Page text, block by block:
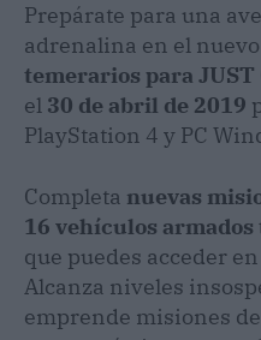
Prepárate para una
adrenalina en el nuevo
temerarios para JUST
el 30 de abril de 2019
PlayStation 4 y PC
Completa nuevas
16 vehículos
que puedes acceder
Alcanza niveles
emprende misiones